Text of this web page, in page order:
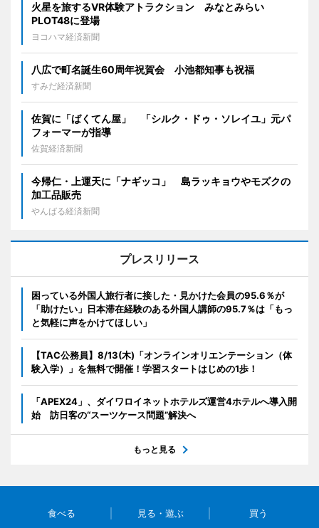
火星を旅するVR体験アトラクション みなとみらい
PLOT48に登場
ヨコハマ経済新聞
八広で町名誕生60周年祝賀会 小池都知事も祝福
すみだ経済新聞
佐賀に「ばくてん屋」 「シルク・ドゥ・ソレイユ」元パ
フォーマーが指導
佐賀経済新聞
今帰仁・上運天に「ナギッコ」 島ラッキョウやモズクの
加工品販売
やんばる経済新聞
プレスリリース
困っている外国人旅行者に接した・見かけた会員の95.6％が
「助けたい」日本滞在経験のある外国人講師の95.7％は「もっ
と気軽に声をかけてほしい」
【TAC公務員】8/13(木)「オンラインオリエンテーション（体
験入学）」を無料で開催！学習スタートはじめの1歩！
「APEX24」、ダイワロイネットホテルズ運営4ホテルへ導入開
始 訪日客の“スーツケース問題”解決へ
もっと見る
食べる 見る・遊ぶ 買う